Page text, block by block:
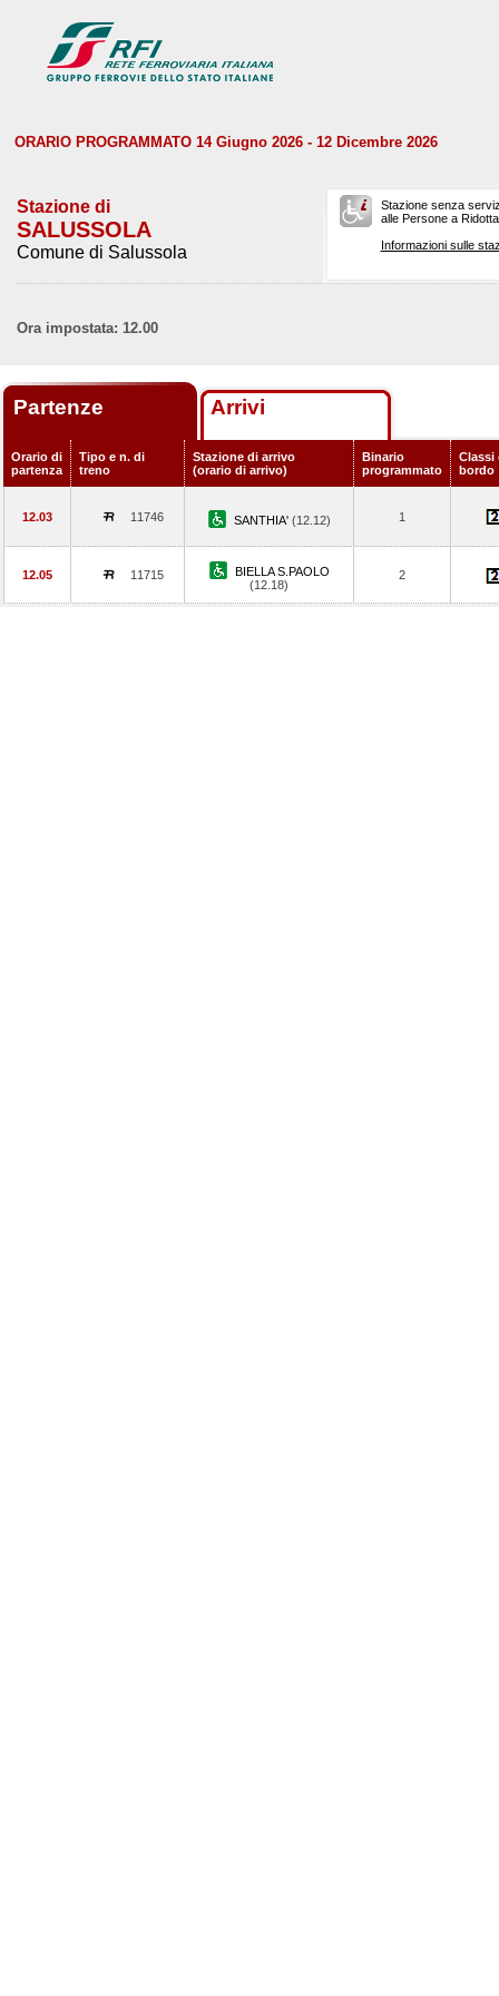
ORARIO PROGRAMMATO 14 Giugno 2026 - 12 Dicembre 2026
Stazione di
SALUSSOLA
Comune di Salussola
Stazione senza
alle Persone a
Informazioni sulle
Ora impostata: 12.00
Partenze Arrivi
Orario di
partenza
Tipo e n. di
treno
Stazione di arrivo
(orario di arrivo)
Binario
programmato
Classi
bordo
12.03 11746 SANTHIA' (12.12) 1
12.05 11715
BIELLA S.PAOLO
(12.18)
2